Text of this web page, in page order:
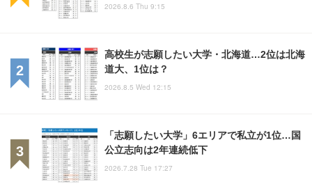
2026.8.6 Thu 9:15
高校生が志願したい大学・北海道…2位は北海
道大、1位は？
2026.8.5 Wed 12:15
「志願したい大学」6エリアで私立が1位…国
公立志向は2年連続低下
2026.7.28 Tue 17:27